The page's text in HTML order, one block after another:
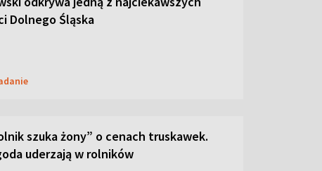
Dolnego Śląska
szuka żony” o cenach truskawek.
uderzają w rolników